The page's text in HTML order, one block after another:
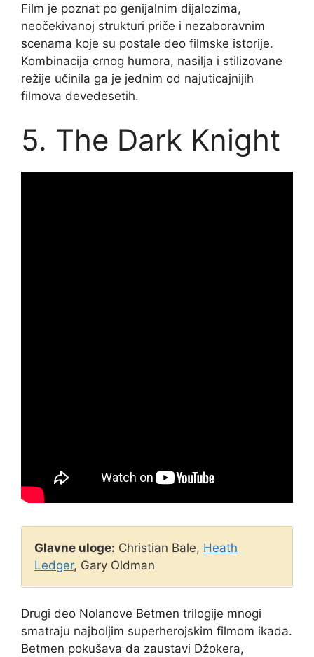
Film je poznat po genijalnim dijalozima,
neočekivanoj strukturi priče i nezaboravnim
scenama koje su postale deo filmske istorije.
Kombinacija crnog humora, nasilja i stilizovane
režije učinila ga je jednim od najuticajnijih
filmova devedesetih.
5. The Dark Knight
Glavne uloge: Christian Bale, Heath
Ledger, Gary Oldman
Drugi deo Nolanove Betmen trilogije mnogi
smatraju najboljim superherojskim filmom ikada.
Betmen pokušava da zaustavi Džokera,